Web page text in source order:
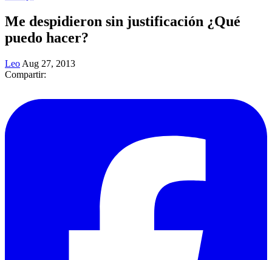
Me despidieron sin justificación ¿Qué
puedo hacer?
Leo Aug 27, 2013
Compartir: